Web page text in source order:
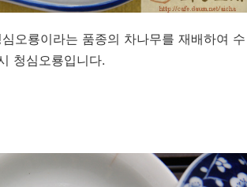
오룡이라는 품종의 차나무를 재배하여 수
청심오룡입니다.